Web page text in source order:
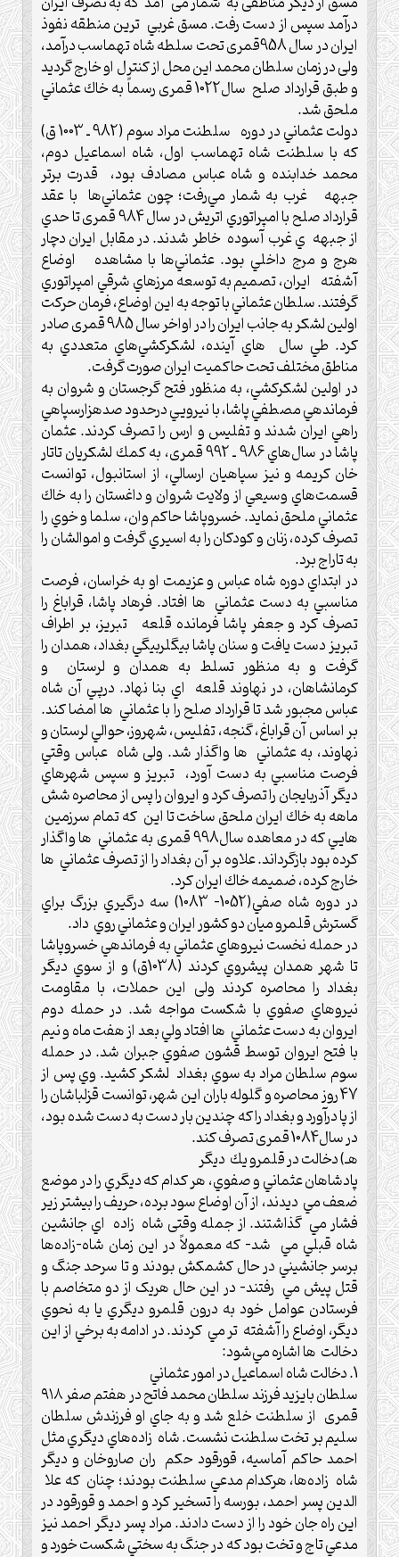
درآمد سپس از دست رفت. مسق غربي ترين منطقه نفوذ
ايران در سال 958قمری تحت سلطه شاه تهماسب درآمد،
ولی در زمان سلطان محمد اين محل از كنترل او خارج گرديد
و طبق قرارداد صلح سال1022 قمری رسماً به خاك عثماني
ملحق شد.
دولت عثماني در دوره سلطنت مراد سوم (982 ـ 1003 ق‌)
كه با سلطنت شاه تهماسب اول، شاه اسماعيل دوم،
محمد خدابنده و شاه عباس مصادف بود، قدرت برتر
جبهه غرب به شمار مي‌رفت؛ چون عثماني‌ها با عقد
قرارداد صلح با امپراتوري اتريش در سال 984 قمری تا حدي
از جبهه ي غرب آسوده خاطر شدند. در مقابل ايران دچار
هرج و مرج داخلي بود. عثماني‌ها با مشاهده اوضاع
آشفته ايران، تصميم به توسعه مرزهاي شرقي امپراتوري
گرفتند.‌ سلطان عثماني با توجه به اين اوضاع، فرمان حركت
اولين لشكر به جانب ايران را در اواخر سال 985 قمری‌ صادر
كرد.‌ طي سال هاي آينده، لشكركشي‌هاي متعددي به
مناطق مختلف تحت حاكميت ايران صورت گرفت.‌
در اولين لشكركشي، به منظور فتح گرجستان و شروان به
فرماندهي مصطفي پاشا، با نيرویي درحدود صدهزارسپاهي
راهي ايران شدند و تفليس و ارس را تصرف كردند. عثمان
پاشا در سال‌هاي 986 ـ 992 قمری، به كمك لشكريان تاتار
خان كريمه و نيز سپاهيان ارسالي، از استانبول، توانست
قسمت‌‌هاي وسيعي از ولايت شروان و داغستان را به خاك
عثماني ملحق نمايد.‌ خسروپاشا حاكم وان، سلما و خوي را
تصرف كرده، زنان و كودكان را به اسيري گرفت و اموالشان را
به تاراج برد.
در ابتداي دوره شاه عباس و عزيمت او به خراسان، فرصت
مناسبي به دست عثماني ها افتاد.‌ فرهاد پاشا، قراباغ را
تصرف كرد و جعفر پاشا فرمانده قلعه تبريز، بر اطراف
تبريز دست يافت و سنان پاشا بيگلربيگي بغداد، همدان را
گرفت و به منظور تسلط به همدان و لرستان و
كرمانشاهان، در نهاوند قلعه اي بنا نهاد. درپي آن شاه
عباس مجبور شد تا قرارداد صلح را با عثماني ها امضا کند.
بر اساس آن قراباغ، گنجه، تفليس، شهروز، حوالي لرستان و
نهاوند، به عثماني ها واگذار شد.‌ ولی شاه عباس وقتي
فرصت مناسبي به دست آورد، تبريز و سپس شهرهاي
ديگر آذربايجان را تصرف كرد و ايروان را پس از محاصره شش
ماهه به خاك ايران ملحق ساخت تا اين كه تمام سرزمين
هایي كه در معاهده سال998 قمری به عثماني ها واگذار
كرده بود بازگرداند.‌ علاوه بر آن بغداد را از تصرف عثماني ها
خارج كرده، ضميمه خاك ايران كرد. ‌
در دوره شاه صفي(1052- 1083) سه درگيري بزرگ براي
گسترش قلمرو ميان دو كشور ايران و عثماني روي داد.
در حمله نخست نيروهاي عثماني به فرماندهي خسروپاشا
تا شهر همدان پيشروي كردند (1038ق) و از سوي ديگر
بغداد را محاصره كردند ولی اين حملات، با مقاومت
نيروهاي صفوي با شكست مواجه شد.‌ در حمله دوم
ايروان به دست عثماني ها افتاد ولي بعد از هفت ماه و نيم
با فتح ايروان توسط قشون صفوي جبران شد.‌ در حمله
سوم سلطان مراد به سوي بغداد لشكر كشيد. وي پس از
47 روز محاصره و گلوله باران این شهر، توانست قزلباشان را
از پا درآورد و بغداد را كه چندين بار دست به دست شده بود،
در سال1084 قمری تصرف كند.‌
هـ)‌ دخالت در قلمرو يك ديگر
پادشاهان عثماني و صفوي، هر کدام که ديگري را در موضع
ضعف مي ديدند، از آن اوضاع سود برده، حريف را بيشتر زیر
فشار مي گذاشتند. از جمله وقتی شاه زاده اي جانشين
شاه قبلي مي شد- که معمولاً در اين زمان شاه-زاده‌ها
برسر جانشيني در حال کشمکش بودند و تا سرحد جنگ و
قتل پيش مي ‌رفتند- در اين حال هريک از دو متخاصم با
فرستادن عوامل خود به درون قلمرو ديگري يا به نحوي
ديگر، اوضاع را آشفته تر مي کردند.‌ در ادامه به برخي از این
دخالت ها اشاره مي‌شود:
1. دخالت شاه اسماعيل در امور عثماني
سلطان بايزيد فرزند سلطان محمد فاتح در هفتم صفر ۹۱۸
قمری از سلطنت خلع شد و به جاي او فرزندش سلطان
سليم بر تخت سلطنت نشست.‌ شاه زاده‌هاي ديگري مثل
احمد حاكم آماسيه، قورقود حكم ران صاروخان و ديگر
شاه زاده‌ها، هركدام مدعي سلطنت بودند؛‌ چنان که علا
الدين پسر احمد، بورسه را تسخير كرد و احمد و قورقود در
اين راه جان خود را از دست دادند. مراد پسر ديگر احمد نيز
مدعي تاج و تخت بود كه در جنگ به سختي شكست خورد و